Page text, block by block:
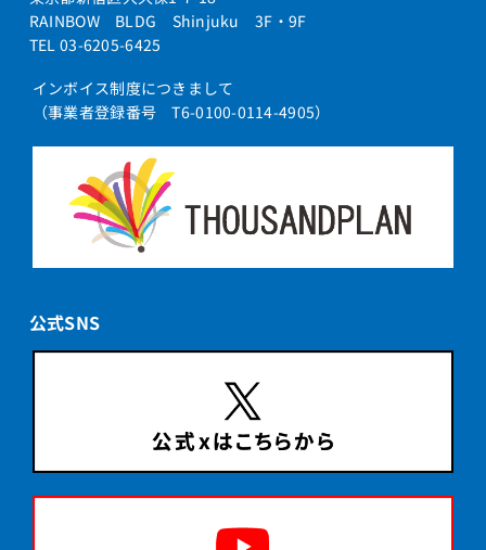
RAINBOW BLDG Shinjuku 3F・9F
TEL 03-6205-6425
インボイス制度につきまして
（事業者登録番号 T6-0100-0114-4905）
公式SNS